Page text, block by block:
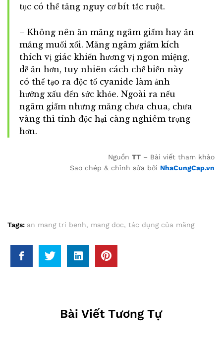
tục có thể tăng nguy cơ bít tắc ruột.
– Không nên ăn măng ngâm giấm hay ăn
măng muối xổi. Măng ngâm giấm kích
thích vị giác khiến hương vị ngon miệng,
dễ ăn hơn, tuy nhiên cách chế biến này
có thể tạo ra độc tố cyanide làm ảnh
hưởng xấu đến sức khỏe. Ngoài ra nếu
ngâm giấm nhưng măng chưa chua, chưa
vàng thì tính độc hại càng nghiêm trọng
hơn.
Nguồn TT – Bài viết tham khảo
Sao chép & chỉnh sửa bởi NhaCungCap.vn
Tags: an mang tri benh, mang doc, tác dụng của măng
Bài Viết Tương Tự